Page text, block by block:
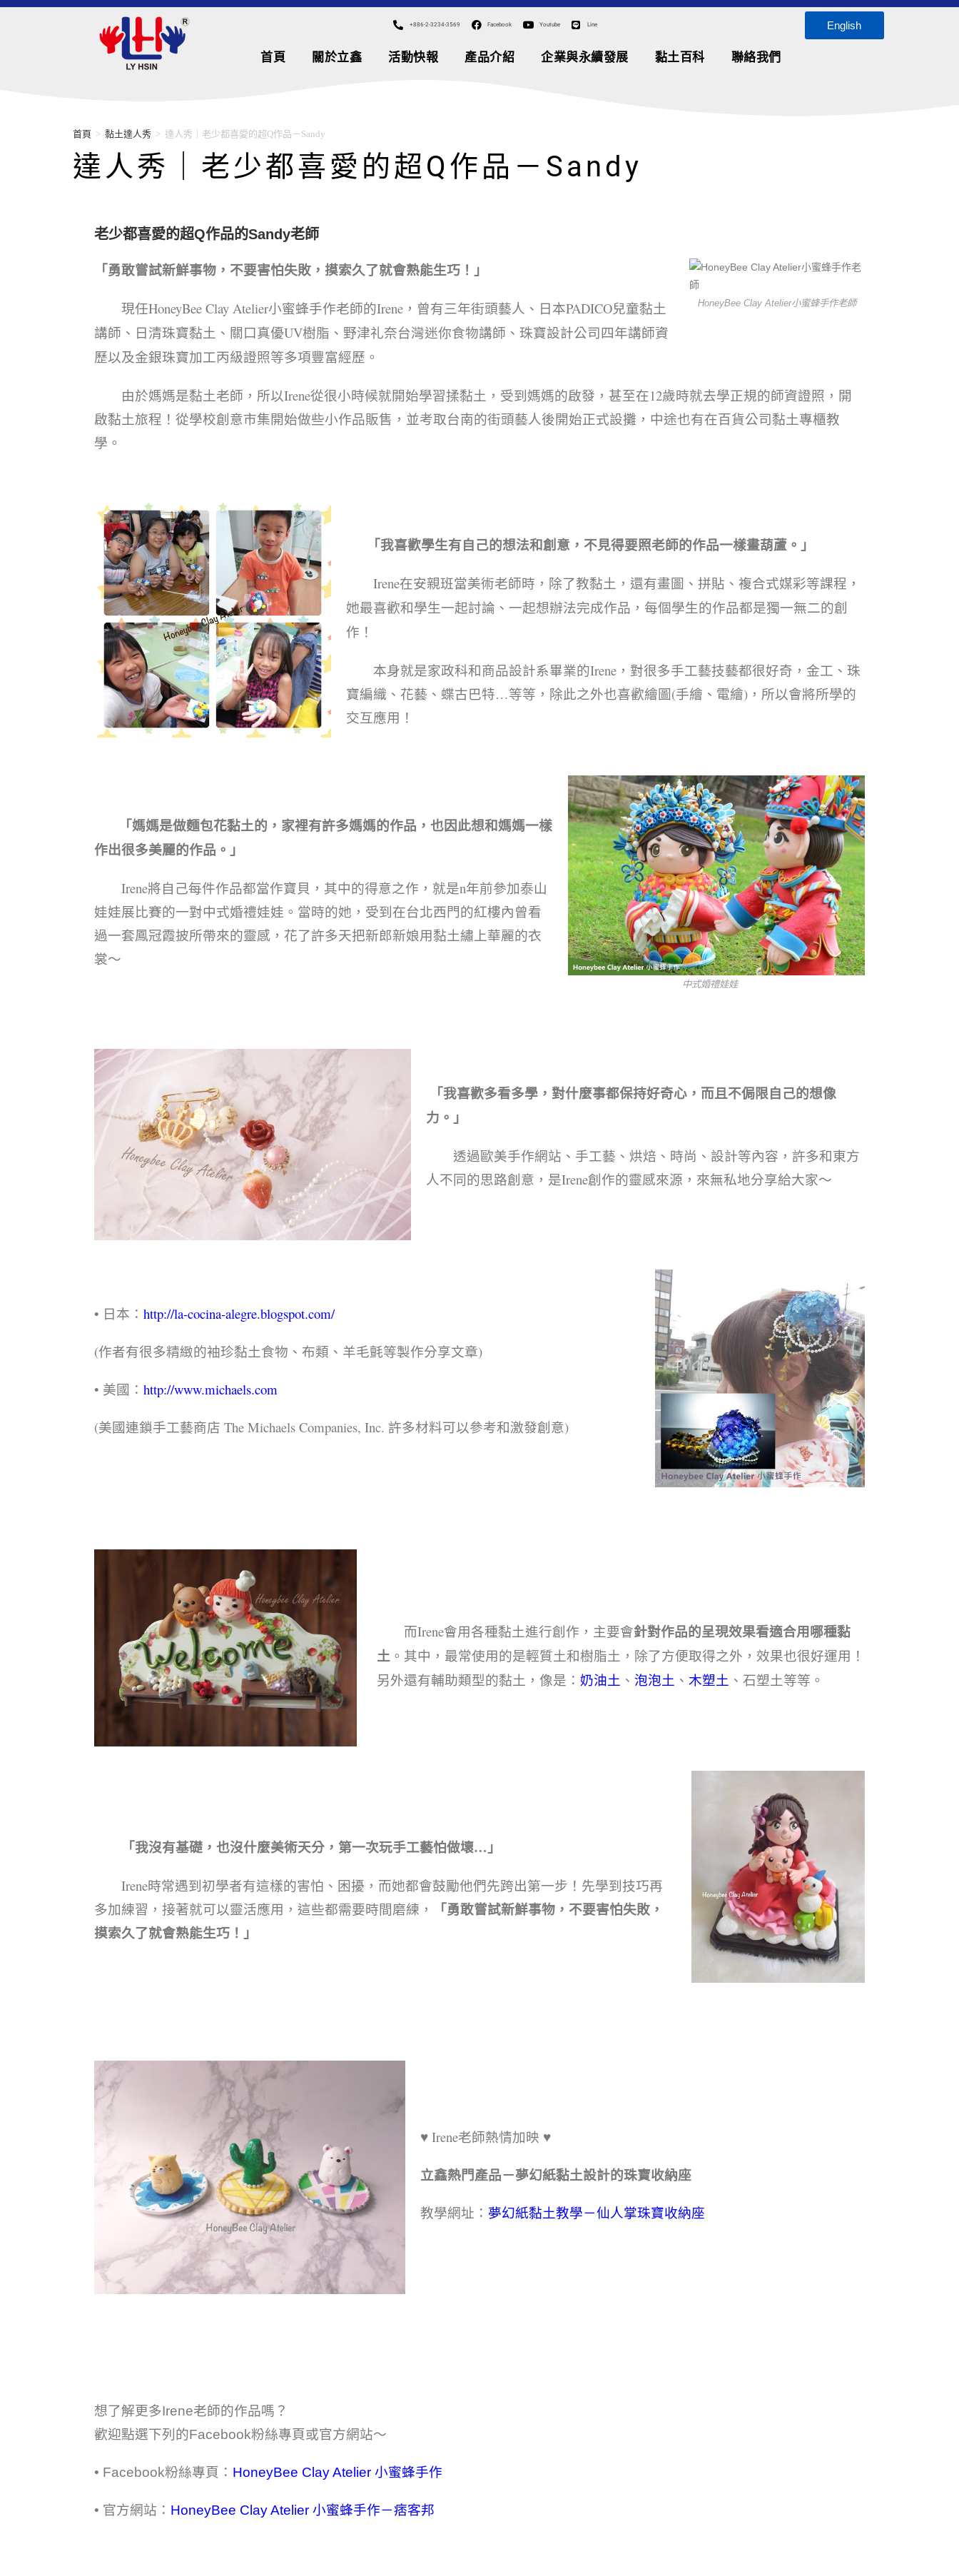
+886-2-3234-3569 Facebook Youtube Line English
首頁 關於立鑫 活動快報 產品介紹 企業與永續發展 黏土百科 聯絡我們
首頁 > 黏土達人秀 > 達人秀｜老少都喜愛的超Q作品－Sandy
達人秀｜老少都喜愛的超Q作品－Sandy
老少都喜愛的超Q作品的Sandy老師
HoneyBee Clay Atelier小蜜蜂手作老師
「勇敢嘗試新鮮事物，不要害怕失敗，摸索久了就會熟能生巧！」
現任HoneyBee Clay Atelier小蜜蜂手作老師的Irene，曾有三年街頭藝人、日本PADICO兒童黏土
講師、日清珠寶黏土、關口真優UV樹脂、野津礼奈台灣迷你食物講師、珠寶設計公司四年講師資
歷以及金銀珠寶加工丙級證照等多項豐富經歷。
由於媽媽是黏土老師，所以Irene從很小時候就開始學習揉黏土，受到媽媽的啟發，甚至在12歲時就去學正規的師資證照，開
啟黏土旅程！ 從學校創意市集開始做些小作品販售，並考取台南的街頭藝人後開始正式設攤，中途也有在百貨公司黏土專櫃教
學。
「我喜歡學生有自己的想法和創意，不見得要照老師的作品一樣畫葫蘆。」
Irene在安親班當美術老師時，除了教黏土，還有畫圖、拼貼、複合式媒彩等課程，
她最喜歡和學生一起討論、一起想辦法完成作品，每個學生的作品都是獨一無二的創
作！
本身就是家政科和商品設計系畢業的Irene，對很多手工藝技藝都很好奇，金工、珠
寶編織、花藝、蝶古巴特…等等，除此之外也喜歡繪圖(手繪、電繪)，所以會將所學的
交互應用！
中式婚禮娃娃
「媽媽是做麵包花黏土的，家裡有許多媽媽的作品，也因此想和媽媽一樣
作出很多美麗的作品。」
Irene將自己每件作品都當作寶貝，其中的得意之作，就是n年前參加泰山
娃娃展比賽的一對中式婚禮娃娃。當時的她，受到在台北西門的紅樓內曾看
過一套鳳冠霞披所帶來的靈感，花了許多天把新郎新娘用黏土繡上華麗的衣
裳～
「我喜歡多看多學，對什麼事都保持好奇心，而且不侷限自己的想像
力。」
透過歐美手作網站、手工藝、烘焙、時尚、設計等內容，許多和東方
人不同的思路創意，是Irene創作的靈感來源，來無私地分享給大家～
• 日本： http://la-cocina-alegre.blogspot.com/
(作者有很多精緻的袖珍黏土食物、布類、羊毛氈等製作分享文章)
• 美國： http://www.michaels.com
(美國連鎖手工藝商店 The Michaels Companies, Inc. 許多材料可以參考和激發創意)
而Irene會用各種黏土進行創作，主要會針對作品的呈現效果看適合用哪種黏
土 。其中，最常使用的是輕質土和樹脂土，除了方便取得之外，效果也很好運用！
另外還有輔助類型的黏土，像是： 奶油土 、 泡泡土 、 木塑土 、石塑土等等。
「我沒有基礎，也沒什麼美術天分，第一次玩手工藝怕做壞…」
Irene時常遇到初學者有這樣的害怕、困擾，而她都會鼓勵他們先跨出第一步！先學到技巧再
多加練習，接著就可以靈活應用，這些都需要時間磨練，
「勇敢嘗試新鮮事物，不要害怕失敗，
摸索久了就會熟能生巧！」
♥ Irene老師熱情加映 ♥
立鑫熱門產品－夢幻紙黏土設計的珠寶收納座
教學網址： 夢幻紙黏土教學－仙人掌珠寶收納座
想了解更多Irene老師的作品嗎？
歡迎點選下列的Facebook粉絲專頁或官方網站～
• Facebook粉絲專頁： HoneyBee Clay Atelier 小蜜蜂手作
• 官方網站： HoneyBee Clay Atelier 小蜜蜂手作－痞客邦